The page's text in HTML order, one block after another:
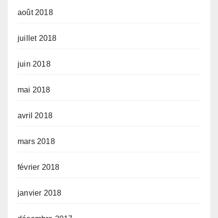
août 2018
juillet 2018
juin 2018
mai 2018
avril 2018
mars 2018
février 2018
janvier 2018